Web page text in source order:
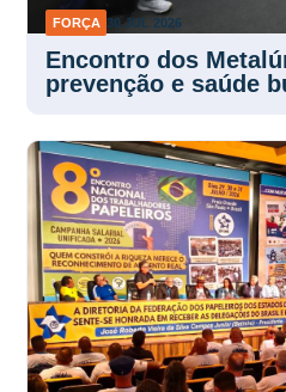
FORÇA 30 JUL 2026
Encontro dos
prevenção e saúde